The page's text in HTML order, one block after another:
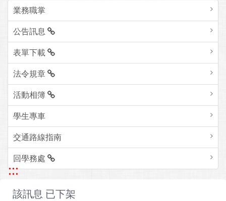
業務職掌
公告訊息
表單下載
法令規章
活動相簿
學生專車
交通路線指南
回學務處
:::
該訊息 已下架